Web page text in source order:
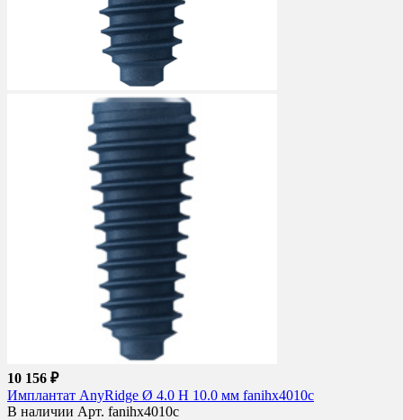
10 156 ₽
Имплантат AnyRidge Ø 4.0 H 10.0 мм fanihx4010c
В наличии Арт. fanihx4010c